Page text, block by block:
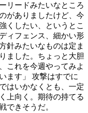
リードみたいなところ
がありましたけど、今
くしたい、というとこ
ィフェンス、細かい形
針みたいなものは定ま
ました。ちょっと大胆
これを今週やってみよ
ます」 攻撃はすでに
はいかなくとも、一定
上向く。期待の持てる
できそうだ。